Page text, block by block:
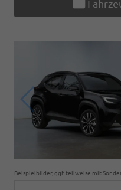
Beispielbilder, ggf. teilweise mit